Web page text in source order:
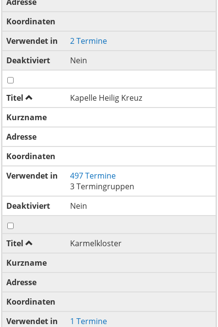
Koordinaten
Verwendet in
2 Termine
Deaktiviert
Nein
Titel
Kapelle Heilig Kreuz
Kurzname
Adresse
Koordinaten
Verwendet in
497 Termine
3 Termingruppen
Deaktiviert
Nein
Titel
Karmelkloster
Kurzname
Adresse
Koordinaten
Verwendet in
1 Termine